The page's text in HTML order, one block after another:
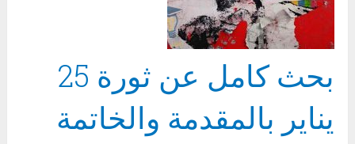
بحث كامل عن ثورة 25
يناير بالمقدمة والخاتمة